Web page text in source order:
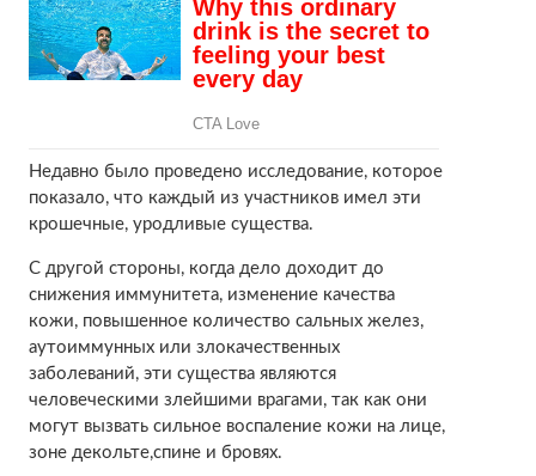
Недавно было проведено исследование, которое
показало, что каждый из участников имел эти
крошечные, уродливые существа.
С другой стороны, когда дело доходит до
снижения иммунитета, изменение качества
кожи, повышенное количество сальных желез,
аутоиммунных или злокачественных
заболеваний, эти существа являются
человеческими злейшими врагами, так как они
могут вызвать сильное воспаление кожи на лице,
зоне декольте,спине и бровях.